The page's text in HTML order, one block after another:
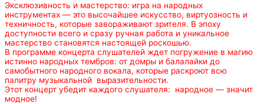
Эксклюзивность и мастерство: игра на народных
инструментах — это высочайшее искусство, виртуозность и
техничность, которые завораживают зрителя. В эпоху
доступности всего и сразу ручная работа и уникальное
мастерство становятся настоящей роскошью.
В программе концерта слушателей ждет погружение в магию
истинно народных тембров: от домры и балалайки до
самобытного народного вокала, которые раскроют всю
палитру музыкальной выразительности.
Этот концерт убедит каждого слушателя: народное — значит
модное!